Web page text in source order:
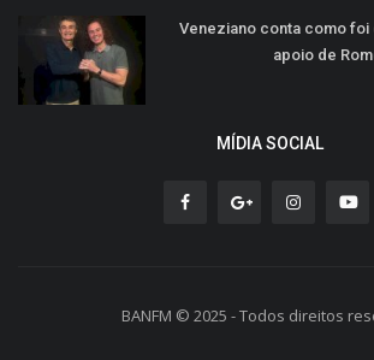
Veneziano conta como
apoio de
MÍDIA SOCIAL
BANFM © 2025 - Todos direitos